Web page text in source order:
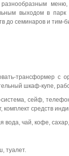
выходом в парк
до семинаров и тим-
трансформер с
шкаф-купе,
сейф,
комплект средств
вода, чай, кофе,
туалет.